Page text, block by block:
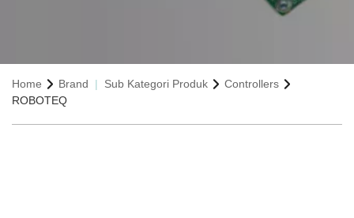
Home Brand Sub Kategori Produk
Controllers
ROBOTEQ